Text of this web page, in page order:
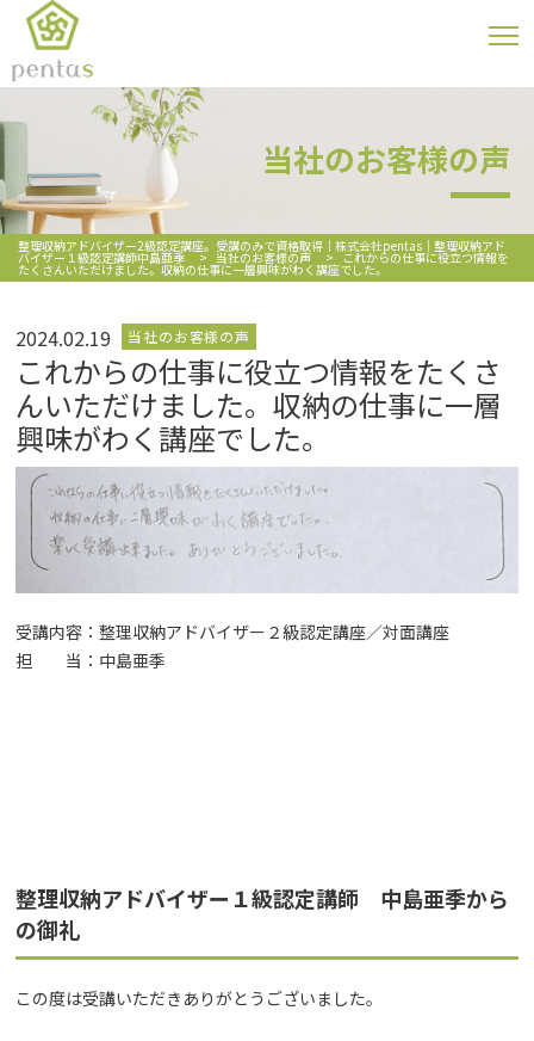
当社のお客様の声
整理収納アドバイザー2級認定講座。受講のみで資格取得｜株式会社pentas｜整理収納アド
バイザー１級認定講師中島亜季 > 当社のお客様の声 > これからの仕事に役立つ情報を
たくさんいただけました。収納の仕事に一層興味がわく講座でした。
2024.02.19 当社のお客様の声
これからの仕事に役立つ情報をたくさ
んいただけました。収納の仕事に一層
興味がわく講座でした。
受講内容：整理収納アドバイザー２級認定講座／対面講座
担 当：中島亜季
整理収納アドバイザー１級認定講師 中島亜季から
の御礼
この度は受講いただきありがとうございました。